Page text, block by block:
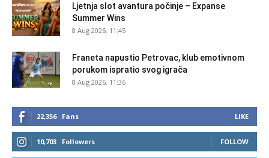
Ljetnja slot avantura počinje – Expanse
Summer Wins
8 Aug 2026. 11:45
Franeta napustio Petrovac, klub emotivnom
porukom ispratio svog igrača
8 Aug 2026. 11:36
22,356 Fans LIKE
10,703 Followers FOLLOW